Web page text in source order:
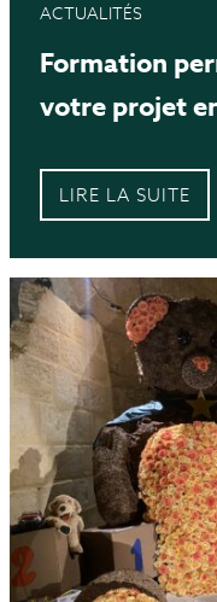
ACTUALITÉS
Formation
votre projet
LIRE LA SUITE